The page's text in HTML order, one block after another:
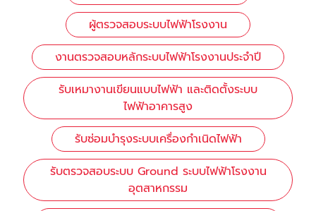
ผู้ตรวจสอบระบบไฟฟ้าโรงงาน
งานตรวจสอบหลักระบบไฟฟ้าโรงงานประจำปี
รับเหมางานเขียนแบบไฟฟ้า และติดตั้งระบบ
ไฟฟ้าอาคารสูง
รับซ่อมบำรุงระบบเครื่องกำเนิดไฟฟ้า
รับตรวจสอบระบบ Ground ระบบไฟฟ้าโรงงาน
อุตสาหกรรม